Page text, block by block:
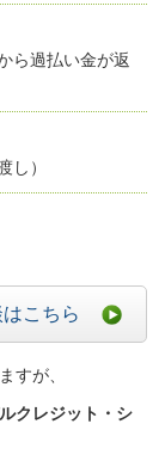
ら過払い金が返
し）
こちら
すが、
クレジット・シ